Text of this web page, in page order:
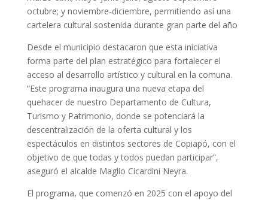
octubre; y noviembre-diciembre, permitiendo así una
cartelera cultural sostenida durante gran parte del año
Desde el municipio destacaron que esta iniciativa
forma parte del plan estratégico para fortalecer el
acceso al desarrollo artístico y cultural en la comuna.
“Este programa inaugura una nueva etapa del
quehacer de nuestro Departamento de Cultura,
Turismo y Patrimonio, donde se potenciará la
descentralización de la oferta cultural y los
espectáculos en distintos sectores de Copiapó, con el
objetivo de que todas y todos puedan participar”,
aseguró el alcalde Maglio Cicardini Neyra.
El programa, que comenzó en 2025 con el apoyo del